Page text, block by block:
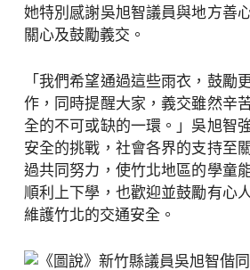
她特別感謝吳旭智議員與地方善
關心及鼓勵義交。
「我們希望通過這些雨衣，鼓勵
作，同時提醒大家，義交雖然辛
全的不可或缺的一環。」吳旭智
安全的挑戰，社會各界的支持至
過共同努力，使竹北地區的學童
順利上下學，也歡迎並鼓勵有心
維護竹北的交通安全。